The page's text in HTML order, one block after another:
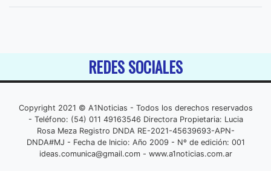
REDES SOCIALES
Copyright 2021 © A1Noticias - Todos los derechos reservados
- Teléfono: (54) 011 49163546 Directora Propietaria: Lucia
Rosa Meza Registro DNDA RE-2021-45639693-APN-
DNDA#MJ - Fecha de Inicio: Año 2009 - Nº de edición: 001
ideas.comunica@gmail.com- www.a1noticias.com.ar